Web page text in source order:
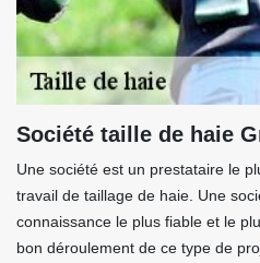
Société taille de haie
Une société est un prestataire le
travail de taillage de haie. Une
connaissance le plus fiable et le
bon déroulement de ce type de